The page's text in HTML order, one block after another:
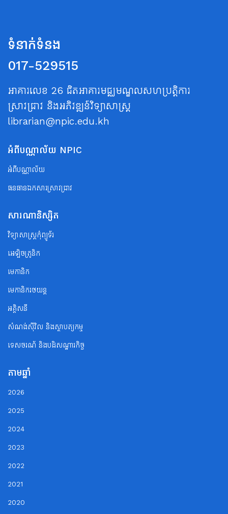
ទំនាក់ទំនង
017-529515
អាគារលេខ 26 ជិតអាគារមជ្ឈមណ្ឌលសហប្រត្តិការ
ស្រាវជ្រាវ និងអភិវឌ្ឍន៍វិទ្យាសាស្ត្រ
librarian@npic.edu.kh
អំពីបណ្ណាល័យ NPIC
អំពីបណ្ណាល័យ
ធនធានឯកសារស្រាវជ្រាវ
សារណានិស្សិត
វិទ្យាសាស្ត្រកុំព្យូទ័រ
អេឡិចត្រូនិក
មេកានិក
មេកានិករថយន្ត
អគ្គិសនី
សំណង់ស៊ីវិល និងស្ថាបត្យកម្ម
ទេសចរណ័ និងបដិសណ្ឋារកិច្ច
តាមឆ្នាំ
2026
2025
2024
2023
2022
2021
2020